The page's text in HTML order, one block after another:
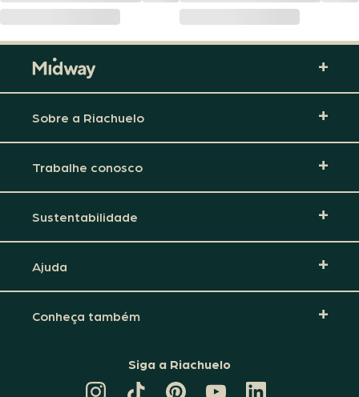
Sobre a Riachuelo
Trabalhe conosco
Sustentabilidade
Ajuda
Conheça também
Siga a Riachuelo
CANAL